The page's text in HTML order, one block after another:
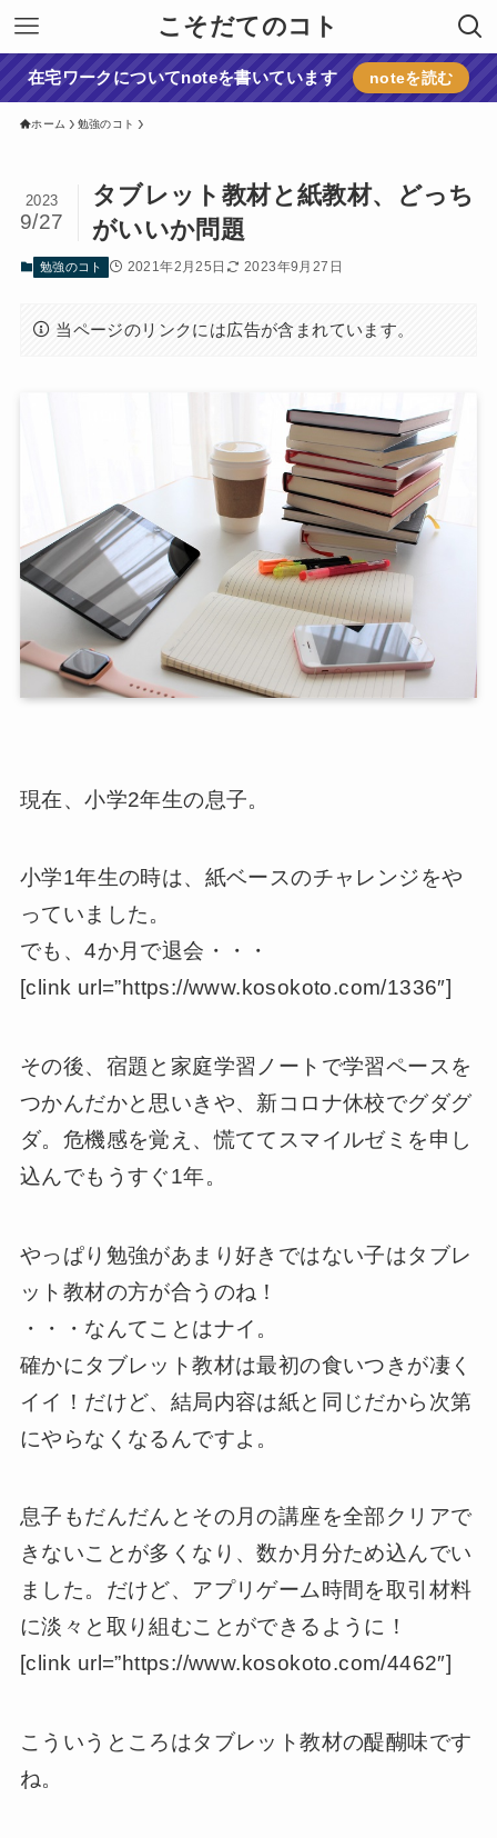
こそだてのコト
在宅ワークについてnoteを書いています noteを読む
ホーム 勉強のコト
タブレット教材と紙教材、どっち
がいいか問題
2023
9/27
勉強のコト 2021年2月25日 2023年9月27日
当ページのリンクには広告が含まれています。
現在、小学2年生の息子。
小学1年生の時は、紙ベースのチャレンジをや
っていました。
でも、4か月で退会・・・
[clink url=”https://www.kosokoto.com/1336″]
その後、宿題と家庭学習ノートで学習ペースを
つかんだかと思いきや、新コロナ休校でグダグ
ダ。危機感を覚え、慌ててスマイルゼミを申し
込んでもうすぐ1年。
やっぱり勉強があまり好きではない子はタブレ
ット教材の方が合うのね！
・・・なんてことはナイ。
確かにタブレット教材は最初の食いつきが凄く
イイ！だけど、結局内容は紙と同じだから次第
にやらなくなるんですよ。
息子もだんだんとその月の講座を全部クリアで
きないことが多くなり、数か月分ため込んでい
ました。だけど、アプリゲーム時間を取引材料
に淡々と取り組むことができるように！
[clink url=”https://www.kosokoto.com/4462″]
こういうところはタブレット教材の醍醐味です
ね。